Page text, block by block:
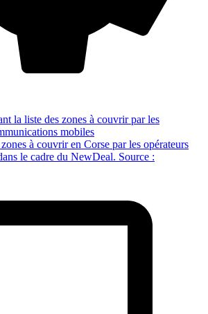
la liste des zones à couvrir par les
mobiles
à couvrir en Corse par les opérateurs
le cadre du NewDeal. Source :